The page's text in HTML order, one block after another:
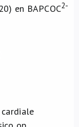
en BAPCOC2-